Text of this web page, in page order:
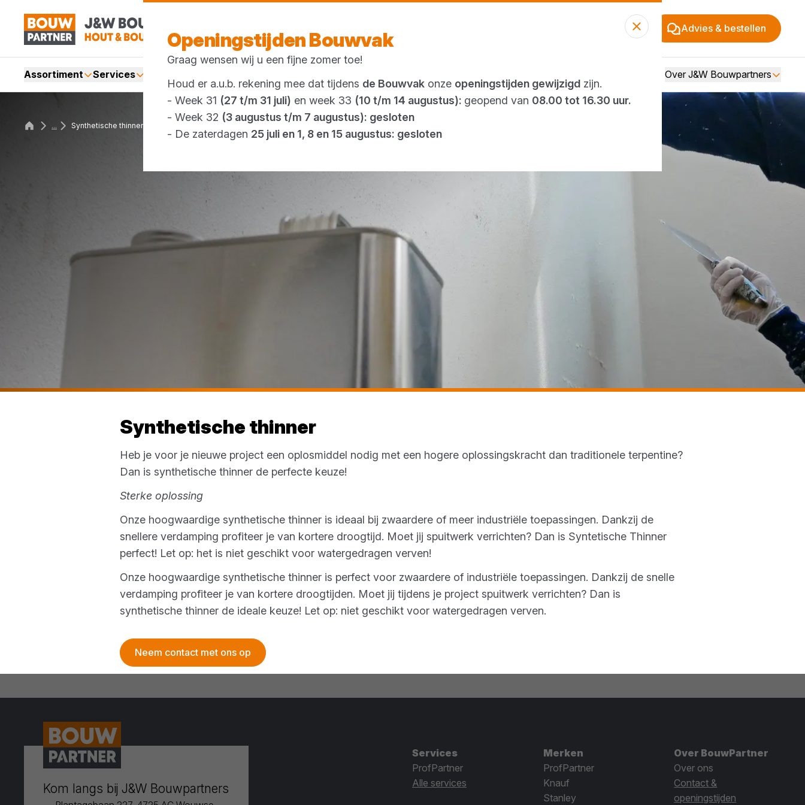
Advies & bestellen
Assortiment Services Over J&W Bouwpartners
... Synthetische thinner
Synthetische thinner
Heb je voor je nieuwe project een oplosmiddel nodig met een hogere oplossingskracht dan traditionele terpentine?
Dan is synthetische thinner de perfecte keuze!
Sterke oplossing
Onze hoogwaardige synthetische thinner is ideaal bij zwaardere of meer industriële toepassingen. Dankzij de
snellere verdamping profiteer je van kortere droogtijd. Moet jij spuitwerk verrichten? Dan is Syntetische Thinner
perfect! Let op: het is niet geschikt voor watergedragen verven!
Onze hoogwaardige synthetische thinner is perfect voor zwaardere of industriële toepassingen. Dankzij de snelle
verdamping profiteer je van kortere droogtijden. Moet jij tijdens je project spuitwerk verrichten? Dan is
synthetische thinner de ideale keuze! Let op: niet geschikt voor watergedragen verven.
Neem contact met ons op
Openingstijden Bouwvak
Graag wensen wij u een fijne zomer toe!
Houd er a.u.b. rekening mee dat tijdens de Bouwvak onze openingstijden gewijzigd zijn.
- Week 31 (27 t/m 31 juli) en week 33 (10 t/m 14 augustus): geopend van 08.00 tot 16.30 uur.
- Week 32 (3 augustus t/m 7 augustus): gesloten
- De zaterdagen 25 juli en 1, 8 en 15 augustus: gesloten
Kom langs bij J&W Bouwpartners
Services
ProfPartner
Alle services
Merken
ProfPartner
Knauf
Stanley
Over BouwPartner
Over ons
Contact &
openingstijden